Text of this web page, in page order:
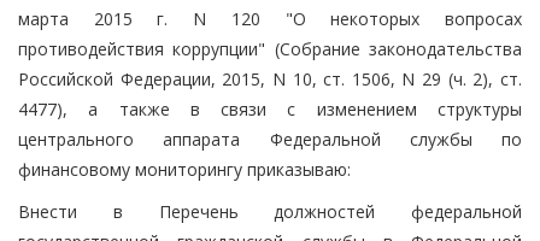
марта 2015 г. N 120 "О некоторых вопросах
противодействия коррупции" (Собрание законодательства
Российской Федерации, 2015, N 10, ст. 1506, N 29 (ч. 2), ст.
4477), а также в связи с изменением структуры
центрального аппарата Федеральной службы по
финансовому мониторингу приказываю:
Внести в Перечень должностей федеральной